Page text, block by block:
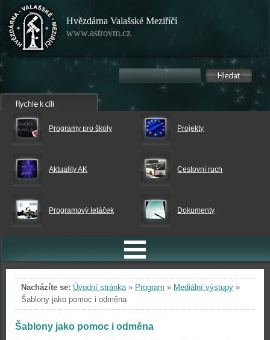
Hvězdárna Valašské Meziříčí
www.astrovm.cz
Programy pro školy Projekty
Aktuality AK Cestovní ruch
Programový letáček Dokumenty
Nacházíte se: Úvodní stránka» Program » Mediální výstupy »
Šablony jako pomoc i odměna
Šablony jako pomoc i odměna